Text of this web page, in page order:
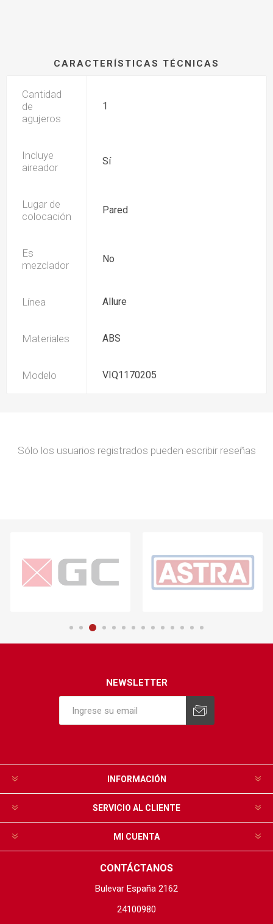
CARACTERÍSTICAS TÉCNICAS
Cantidad
de
agujeros
1
Incluye
aireador
Sí
Lugar de
colocación
Pared
Es
mezclador
No
Línea Allure
Materiales ABS
Modelo VIQ1170205
Sólo los usuarios registrados pueden escribir reseñas
NEWSLETTER
INFORMACIÓN
SERVICIO AL CLIENTE
MI CUENTA
CONTÁCTANOS
Bulevar España 2162
24100980